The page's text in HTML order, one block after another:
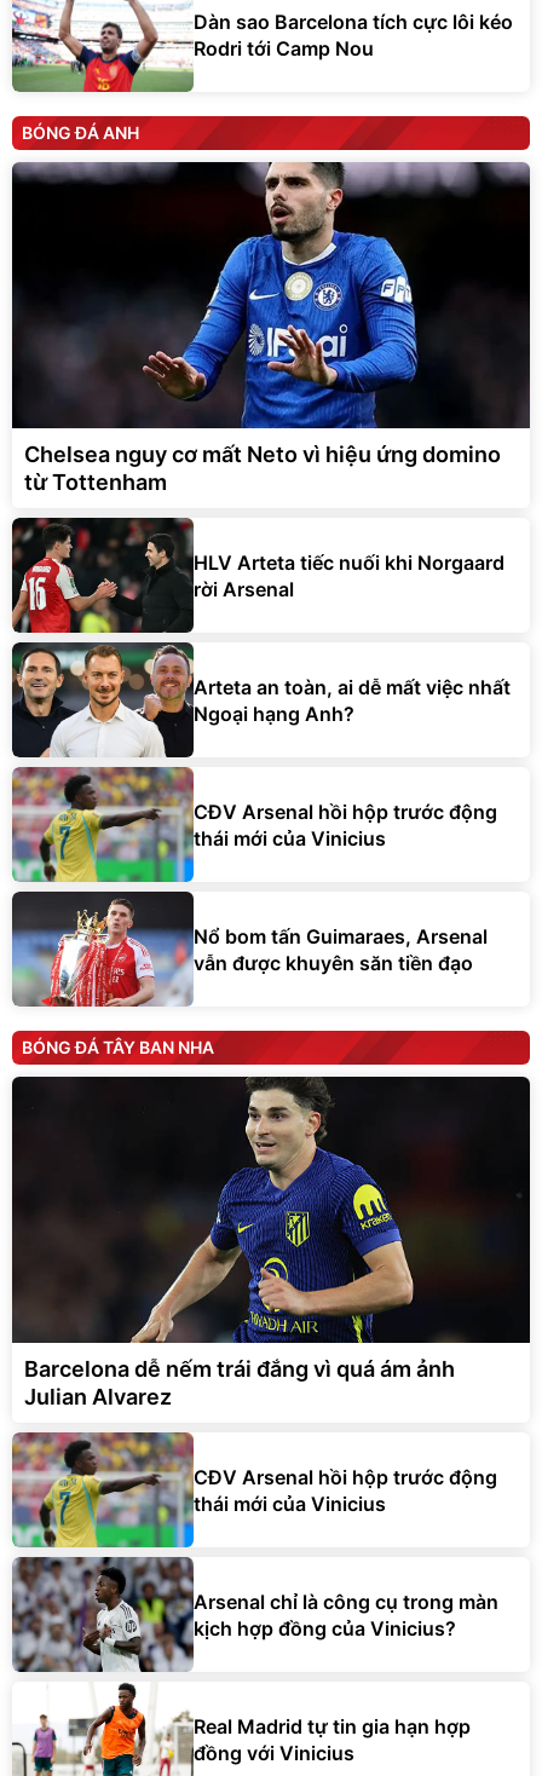
Dàn sao Barcelona tích cực lôi kéo
Rodri tới Camp Nou
BÓNG ĐÁ ANH
Chelsea nguy cơ mất Neto vì hiệu ứng domino
từ Tottenham
HLV Arteta tiếc nuối khi Norgaard
rời Arsenal
Arteta an toàn, ai dễ mất việc nhất
Ngoại hạng Anh?
CĐV Arsenal hồi hộp trước động
thái mới của Vinicius
Nổ bom tấn Guimaraes, Arsenal
vẫn được khuyên săn tiền đạo
BÓNG ĐÁ TÂY BAN NHA
Barcelona dễ nếm trái đắng vì quá ám ảnh
Julian Alvarez
CĐV Arsenal hồi hộp trước động
thái mới của Vinicius
Arsenal chỉ là công cụ trong màn
kịch hợp đồng của Vinicius?
Real Madrid tự tin gia hạn hợp
đồng với Vinicius